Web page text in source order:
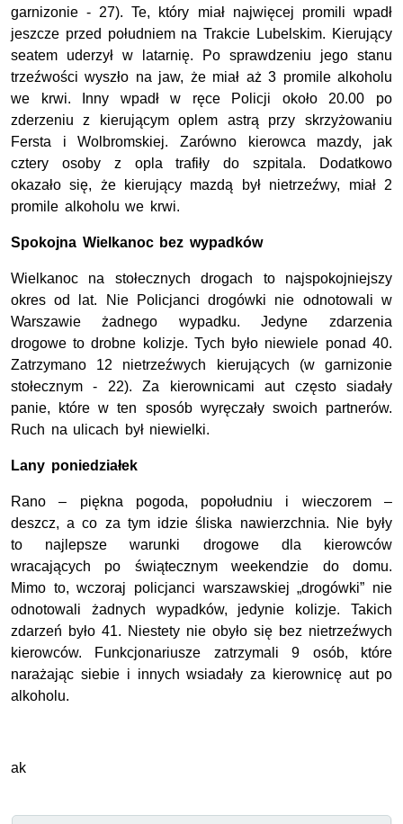
garnizonie - 27). Te, który miał najwięcej promili wpadł
jeszcze przed południem na Trakcie Lubelskim. Kierujący
seatem uderzył w latarnię. Po sprawdzeniu jego stanu
trzeźwości wyszło na jaw, że miał aż 3 promile alkoholu
we krwi. Inny wpadł w ręce Policji około 20.00 po
zderzeniu z kierującym oplem astrą przy skrzyżowaniu
Fersta i Wolbromskiej. Zarówno kierowca mazdy, jak
cztery osoby z opla trafiły do szpitala. Dodatkowo
okazało się, że kierujący mazdą był nietrzeźwy, miał 2
promile alkoholu we krwi.
Spokojna Wielkanoc bez wypadków
Wielkanoc na stołecznych drogach to najspokojniejszy
okres od lat. Nie Policjanci drogówki nie odnotowali w
Warszawie żadnego wypadku. Jedyne zdarzenia
drogowe to drobne kolizje. Tych było niewiele ponad 40.
Zatrzymano 12 nietrzeźwych kierujących (w garnizonie
stołecznym - 22). Za kierownicami aut często siadały
panie, które w ten sposób wyręczały swoich partnerów.
Ruch na ulicach był niewielki.
Lany poniedziałek
Rano – piękna pogoda, popołudniu i wieczorem –
deszcz, a co za tym idzie śliska nawierzchnia. Nie były
to najlepsze warunki drogowe dla kierowców
wracających po świątecznym weekendzie do domu.
Mimo to, wczoraj policjanci warszawskiej „drogówki” nie
odnotowali żadnych wypadków, jedynie kolizje. Takich
zdarzeń było 41. Niestety nie obyło się bez nietrzeźwych
kierowców. Funkcjonariusze zatrzymali 9 osób, które
narażając siebie i innych wsiadały za kierownicę aut po
alkoholu.
ak